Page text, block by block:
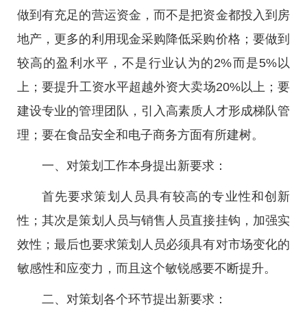
做到有充足的营运资金，而不是把资金都投入到房
地产，更多的利用现金采购降低采购价格；要做到
较高的盈利水平，不是行业认为的2%而是5%以
上；要提升工资水平超越外资大卖场20%以上；要
建设专业的管理团队，引入高素质人才形成梯队管
理；要在食品安全和电子商务方面有所建树。
一、对策划工作本身提出新要求：
首先要求策划人员具有较高的专业性和创新
性；其次是策划人员与销售人员直接挂钩，加强实
效性；最后也要求策划人员必须具有对市场变化的
敏感性和应变力，而且这个敏锐感要不断提升。
二、对策划各个环节提出新要求：